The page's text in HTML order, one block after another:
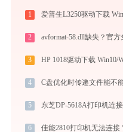
1 爱普生L3250驱动下载
2 avformat-58.dll缺失？官
3 HP 1018驱动下载 Win10/
4 C盘优化时传递文件能不
5 东芝DP-5618A打印机连
6 佳能2810打印机无法连